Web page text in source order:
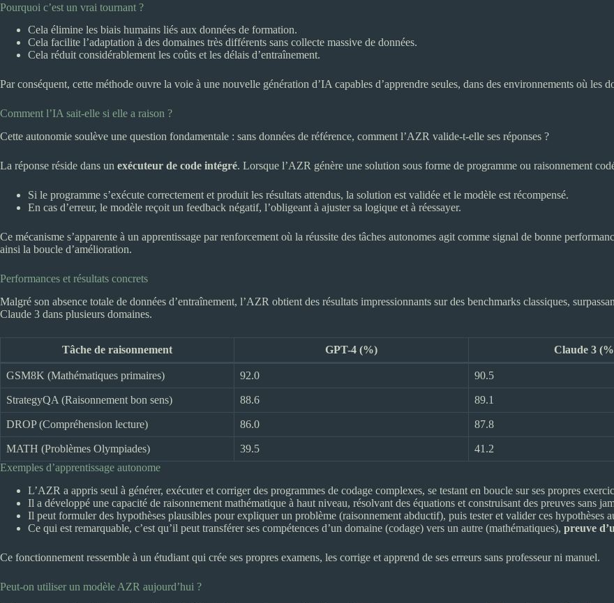
Pourquoi c’est un vrai tournant ?
Cela élimine les biais humains liés aux données de formation.
Cela facilite l’adaptation à des domaines très différents sans collecte massive de données.
Cela réduit considérablement les coûts et les délais d’entraînement.
Par conséquent, cette méthode ouvre la voie à une nouvelle génération d’IA capables d’apprendre seules, dans des environnements où les
Comment l’IA sait-elle si elle a raison ?
Cette autonomie soulève une question fondamentale : sans données de référence, comment l’AZR valide-t-elle ses réponses ?
La réponse réside dans un exécuteur de code intégré. Lorsque l’AZR génère une solution sous forme de programme ou raisonnement
Si le programme s’exécute correctement et produit les résultats attendus, la solution est validée et le modèle est récompensé.
En cas d’erreur, le modèle reçoit un feedback négatif, l’obligeant à ajuster sa logique et à réessayer.
Ce mécanisme s’apparente à un apprentissage par renforcement où la réussite des tâches autonomes agit comme signal de bonne
ainsi la boucle d’amélioration.
Performances et résultats concrets
Malgré son absence totale de données d’entraînement, l’AZR obtient des résultats impressionnants sur des benchmarks classiques,
Claude 3 dans plusieurs domaines.
Tâche de raisonnement GPT-4 (%) Claude 3
GSM8K (Mathématiques primaires) 92.0 90.5
StrategyQA (Raisonnement bon sens) 88.6 89.1
DROP (Compréhension lecture) 86.0 87.8
MATH (Problèmes Olympiades) 39.5 41.2
Exemples d’apprentissage autonome
L’AZR a appris seul à générer, exécuter et corriger des programmes de codage complexes, se testant en boucle sur ses propres
Il a développé une capacité de raisonnement mathématique à haut niveau, résolvant des équations et construisant des preuves sans
Il peut formuler des hypothèses plausibles pour expliquer un problème (raisonnement abductif), puis tester et valider ces hypothèses
Ce qui est remarquable, c’est qu’il peut transférer ses compétences d’un domaine (codage) vers un autre (mathématiques), preuve
Ce fonctionnement ressemble à un étudiant qui crée ses propres examens, les corrige et apprend de ses erreurs sans professeur ni manuel.
Peut-on utiliser un modèle AZR aujourd’hui ?